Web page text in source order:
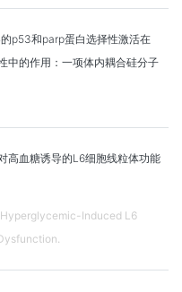
p53和parp蛋白选择性激活在
中的作用：一项体内耦合硅分子
高血糖诱导的L6细胞线粒体功能
Induced L6